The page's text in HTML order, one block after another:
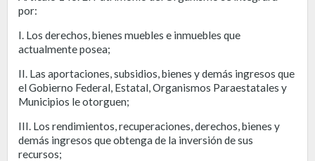
por:
I. Los derechos, bienes muebles e inmuebles que
actualmente posea;
II. Las aportaciones, subsidios, bienes y demás ingresos que
el Gobierno Federal, Estatal, Organismos Paraestatales y
Municipios le otorguen;
III. Los rendimientos, recuperaciones, derechos, bienes y
demás ingresos que obtenga de la inversión de sus
recursos;